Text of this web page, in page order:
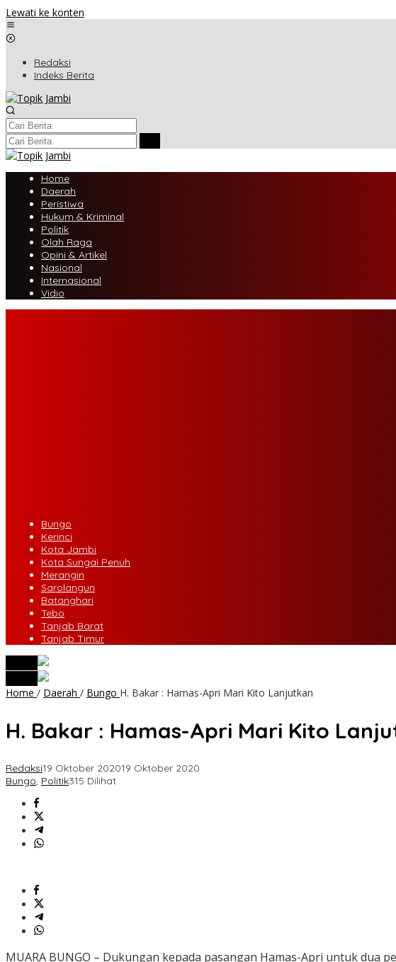
Lewati ke konten
Redaksi
Indeks Berita
Home
Daerah
Peristiwa
Hukum & Kriminal
Politik
Olah Raga
Opini & Artikel
Nasional
Internasional
Vidio
Bungo
Kerinci
Kota Jambi
Kota Sungai Penuh
Merangin
Sarolangun
Batanghari
Tebo
Tanjab Barat
Tanjab Timur
Home / Daerah / Bungo H. Bakar : Hamas-Apri Mari Kito Lanjutkan
H. Bakar : Hamas-Apri Mari Kito
Redaksi19 Oktober 202019 Oktober 2020
Bungo, Politik315 Dilihat
MUARA BUNGO – Dukungan kepada pasangan Hamas-Apri untuk dua